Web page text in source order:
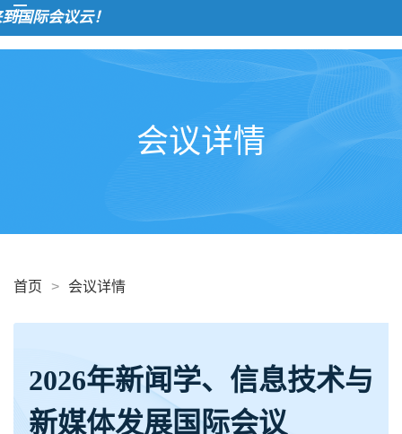
会议详情
首页 > 会议详情
2026年新闻学、信息技术与
新媒体发展国际会议